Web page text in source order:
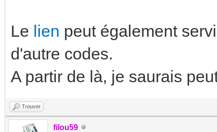
Le lien peut également
d'autre codes.
A partir de là, je saurais
Trouver
filou59